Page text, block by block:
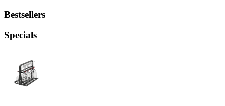
Bestsellers
Specials